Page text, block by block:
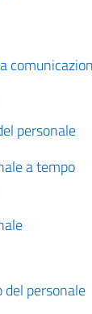
personale
a tempo
del personale